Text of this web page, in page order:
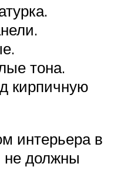
тона.
кирпичную
интерьера в
не должны